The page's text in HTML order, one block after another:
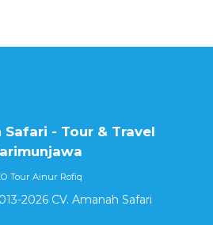
Safari - Tour & Travel
Tour Ainur Rofiq
2026 CV. Amanah Safari